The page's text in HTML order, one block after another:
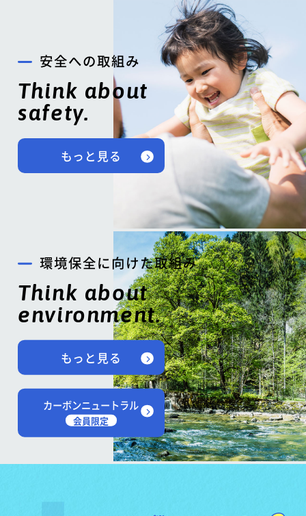
安全への取組み
Think about
safety.
もっと見る
環境保全に向けた取組み
Think about
environment.
もっと見る
カーボンニュートラル
会員限定